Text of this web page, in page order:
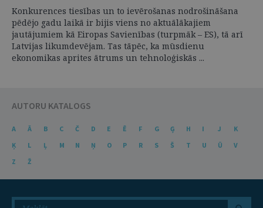
Konkurences tiesības un to ievērošanas nodrošināšana
pēdējo gadu laikā ir bijis viens no aktuālākajiem
jautājumiem kā Eiropas Savienības (turpmāk – ES), tā arī
Latvijas likumdevējam. Tas tāpēc, ka mūsdienu
ekonomikas aprites ātrums un tehnoloģiskās ...
AUTORU KATALOGS
A Ā B C Č D E Ē F G Ģ H I J
K
Ķ
L Ļ M N Ņ O P R S Š T U Ū
V
Z
Ž